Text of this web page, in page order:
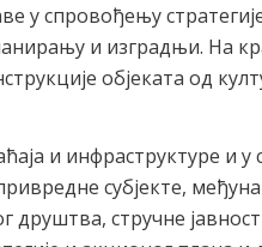
у спровођењу
и изградњи. На
објеката од
и инфраструктуре и у
субјекте,
стручне